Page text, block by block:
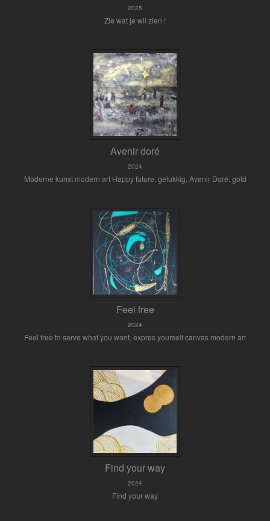
2025
Zie wat je wil zien !
Avenir doré
2024
Moderne kunst modern art Happy future, gelukkig, Avenir Doré, gold
Feel free
2024
Feel free to serve what you want, expres yourself canvas modern art
Find your way
2024
Find your way